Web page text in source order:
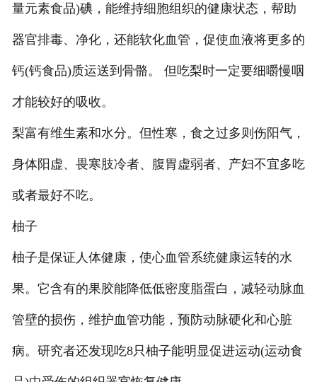
量元素食品)碘，能维持细胞组织的健康状态，帮助
器官排毒、净化，还能软化血管，促使血液将更多的
钙(钙食品)质运送到骨骼。 但吃梨时一定要细嚼慢咽
才能较好的吸收。
梨富有维生素和水分。但性寒，食之过多则伤阳气，
身体阳虚、畏寒肢冷者、腹胃虚弱者、产妇不宜多吃
或者最好不吃。
柚子
柚子是保证人体健康，使心血管系统健康运转的水
果。它含有的果胶能降低低密度脂蛋白，减轻动脉血
管壁的损伤，维护血管功能，预防动脉硬化和心脏
病。研究者还发现吃8只柚子能明显促进运动(运动食